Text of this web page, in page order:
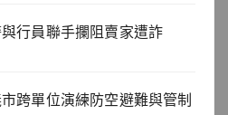
行員聯手攔阻賣家遭詐
跨單位演練防空避難與管制